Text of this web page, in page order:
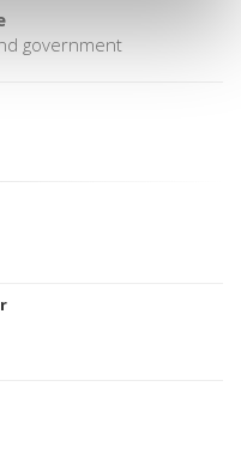
government